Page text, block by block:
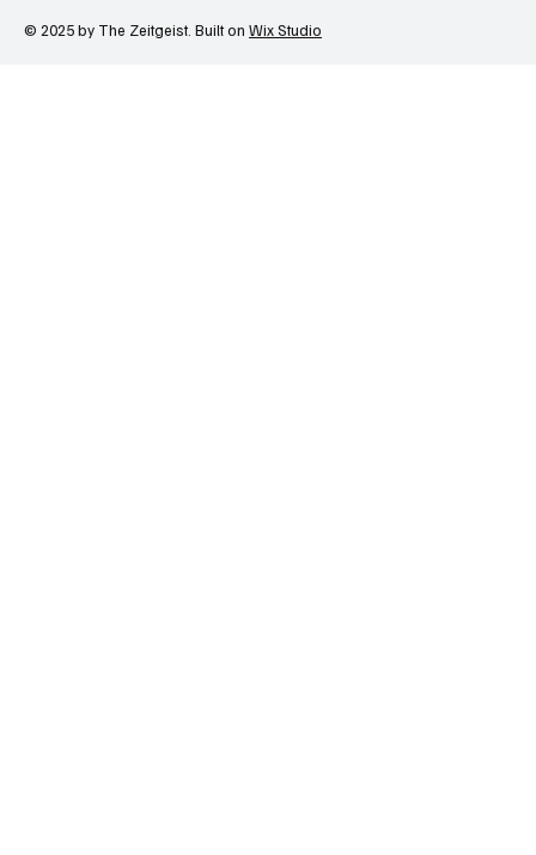
© 2025 by The Zeitgeist. Built on Wix Studio